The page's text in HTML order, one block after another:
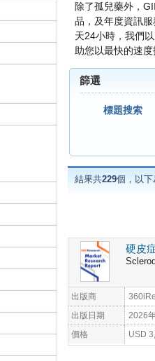
除了孤兒藥外，
品，及年度資訊
天24小時，我們
助您以最快的速度
篩選
標題搜索
結果共229個，以下
硬皮
出版商
出版日期 2026
價格 USD